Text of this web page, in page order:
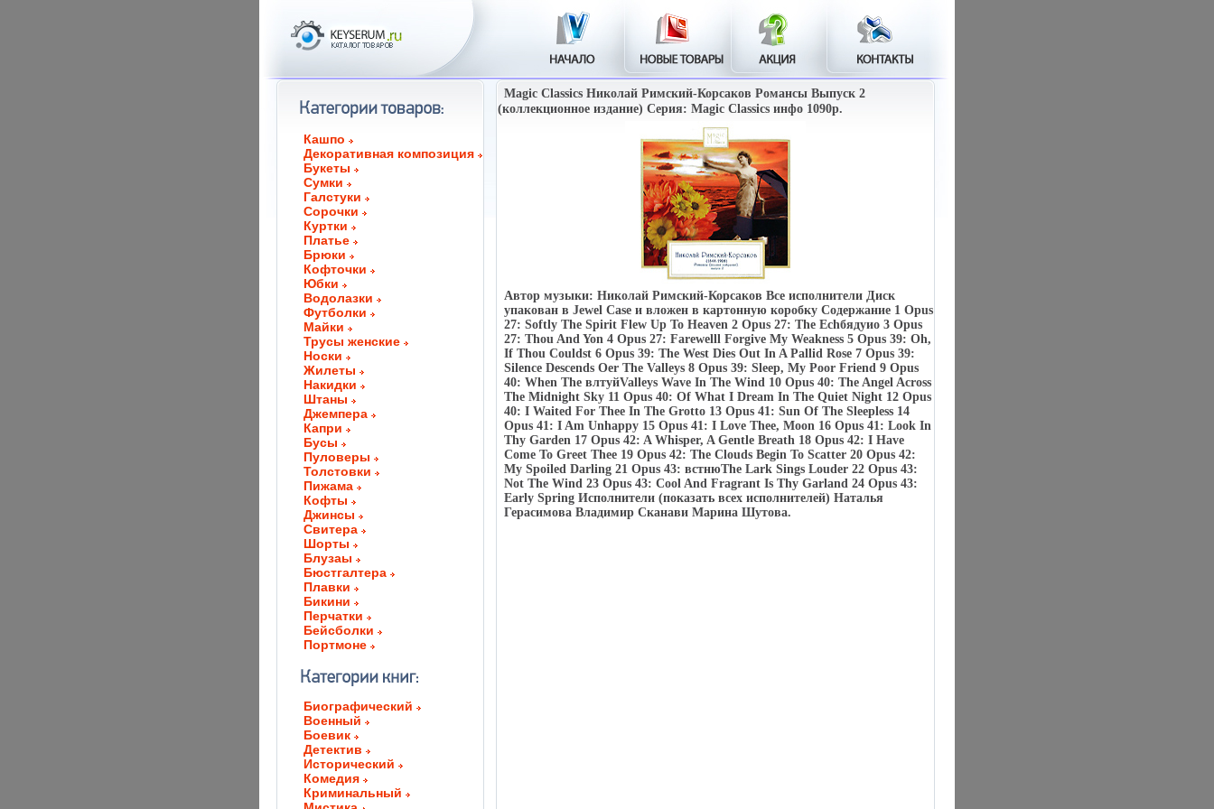
Кашпо
Декоративная композиция
Букеты
Сумки
Галстуки
Сорочки
Куртки
Платье
Брюки
Кофточки
Юбки
Водолазки
Футболки
Майки
Трусы женские
Носки
Жилеты
Накидки
Штаны
Джемпера
Капри
Бусы
Пуловеры
Толстовки
Пижама
Кофты
Джинсы
Свитера
Шорты
Блузаы
Бюстгалтера
Плавки
Бикини
Перчатки
Бейсболки
Портмоне
Биографический
Военный
Боевик
Детектив
Исторический
Комедия
Криминальный
Magic Classics Николай Римский-Корсаков Романсы Выпуск 2
(коллекционное издание) Серия: Magic Classics инфо 1090p.
Автор музыки: Николай Римский-Корсаков Все исполнители Диск
упакован в Jewel Case и вложен в картонную коробку Содержание 1 Opus
27: Softly The Spirit Flew Up To Heaven 2 Opus 27: The Echбядуиo 3 Opus
27: Thou And Yon 4 Opus 27: Farewelll Forgive My Weakness 5 Opus 39: Oh,
If Thou Couldst 6 Opus 39: The West Dies Out In A Pallid Rose 7 Opus 39:
Silence Descends Oer The Valleys 8 Opus 39: Sleep, My Poor Friend 9 Opus
40: When The влтуйValleys Wave In The Wind 10 Opus 40: The Angel Across
The Midnight Sky 11 Opus 40: Of What I Dream In The Quiet Night 12 Opus
40: I Waited For Thee In The Grotto 13 Opus 41: Sun Of The Sleepless 14
Opus 41: I Am Unhappy 15 Opus 41: I Love Thee, Moon 16 Opus 41: Look In
Thy Garden 17 Opus 42: A Whisper, A Gentle Breath 18 Opus 42: I Have
Come To Greet Thee 19 Opus 42: The Clouds Begin To Scatter 20 Opus 42:
My Spoiled Darling 21 Opus 43: встнюThe Lark Sings Louder 22 Opus 43:
Not The Wind 23 Opus 43: Cool And Fragrant Is Thy Garland 24 Opus 43:
Early Spring Исполнители (показать всех исполнителей) Наталья
Герасимова Владимир Сканави Марина Шутова.